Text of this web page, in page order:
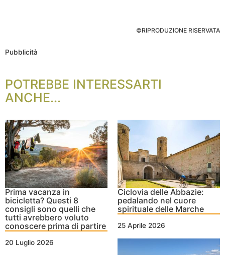
©RIPRODUZIONE RISERVATA
Pubblicità
POTREBBE INTERESSARTI
ANCHE...
Prima vacanza in
bicicletta? Questi 8
consigli sono quelli che
tutti avrebbero voluto
conoscere prima di partire
20 Luglio 2026
Ciclovia delle Abbazie:
pedalando nel cuore
spirituale delle Marche
25 Aprile 2026